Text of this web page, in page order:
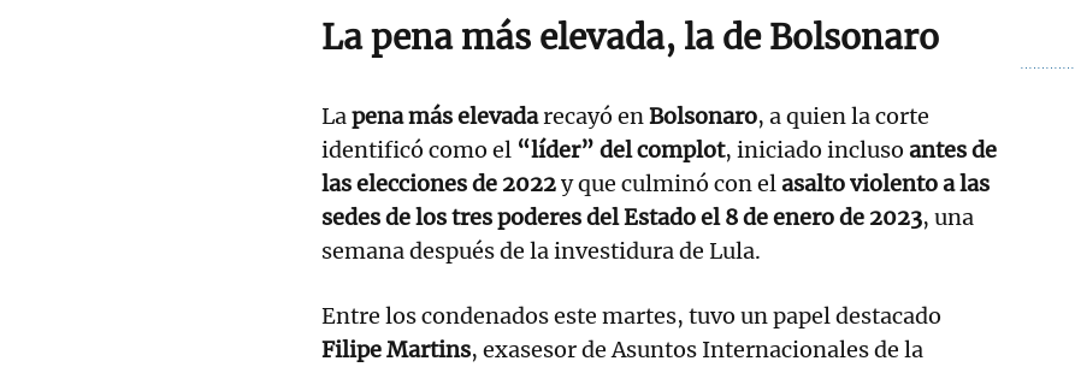
La pena más elevada, la de Bolsonaro
Lapena más elevadarecayó enBolsonaro, a quien la corte
identificó como el “líder” del complot, iniciado incluso antes de
las elecciones de 2022y que culminó con elasalto violento a las
sedes de los tres poderes del Estado el 8 de enero de 2023, una
semana después de la investidura de Lula.
Entre los condenados este martes, tuvo un papel destacado
Filipe Martins, exasesor de Asuntos Internacionales de la